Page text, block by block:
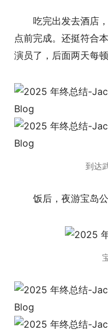
吃完出发去酒店
点前完成。还挺符合
演员了，后面两天每
到达
饭后，夜游宝岛